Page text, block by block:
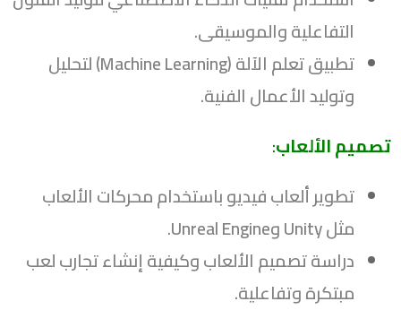
التفاعلية والموسيقى.
تطبيق تعلم الآلة (Machine Learning) لتحليل
وتوليد الأعمال الفنية.
تصميم الألعاب:
تطوير ألعاب فيديو باستخدام محركات الألعاب
مثل Unity وUnreal Engine.
دراسة تصميم الألعاب وكيفية إنشاء تجارب لعب
مبتكرة وتفاعلية.